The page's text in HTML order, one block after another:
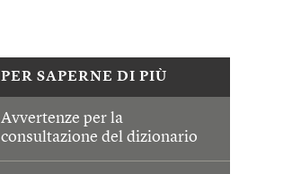
PER SAPERNE DI PIÙ
Avvertenze per la
consultazione del dizionario